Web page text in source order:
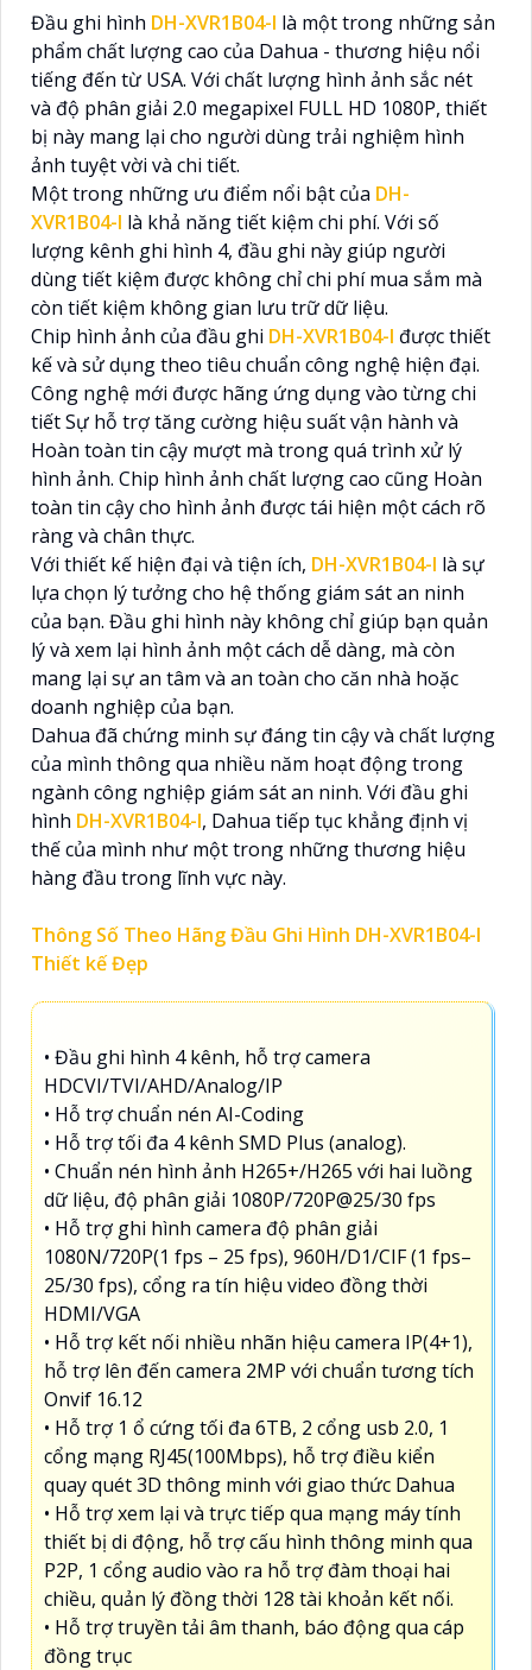
Đầu ghi hình DH-XVR1B04-I là một trong những sản
phẩm chất lượng cao của Dahua - thương hiệu nổi
tiếng đến từ USA. Với chất lượng hình ảnh sắc nét
và độ phân giải 2.0 megapixel FULL HD 1080P, thiết
bị này mang lại cho người dùng trải nghiệm hình
ảnh tuyệt vời và chi tiết.
Một trong những ưu điểm nổi bật của DH-
XVR1B04-I là khả năng tiết kiệm chi phí. Với số
lượng kênh ghi hình 4, đầu ghi này giúp người
dùng tiết kiệm được không chỉ chi phí mua sắm mà
còn tiết kiệm không gian lưu trữ dữ liệu.
Chip hình ảnh của đầu ghi DH-XVR1B04-I được thiết
kế và sử dụng theo tiêu chuẩn công nghệ hiện đại.
Công nghệ mới được hãng ứng dụng vào từng chi
tiết Sự hỗ trợ tăng cường hiệu suất vận hành và
Hoàn toàn tin cậy mượt mà trong quá trình xử lý
hình ảnh. Chip hình ảnh chất lượng cao cũng Hoàn
toàn tin cậy cho hình ảnh được tái hiện một cách rõ
ràng và chân thực.
Với thiết kế hiện đại và tiện ích, DH-XVR1B04-I là sự
lựa chọn lý tưởng cho hệ thống giám sát an ninh
của bạn. Đầu ghi hình này không chỉ giúp bạn quản
lý và xem lại hình ảnh một cách dễ dàng, mà còn
mang lại sự an tâm và an toàn cho căn nhà hoặc
doanh nghiệp của bạn.
Dahua đã chứng minh sự đáng tin cậy và chất lượng
của mình thông qua nhiều năm hoạt động trong
ngành công nghiệp giám sát an ninh. Với đầu ghi
hình DH-XVR1B04-I, Dahua tiếp tục khẳng định vị
thế của mình như một trong những thương hiệu
hàng đầu trong lĩnh vực này.
Thông Số Theo Hãng Đầu Ghi Hình DH-XVR1B04-I
Thiết kế Đẹp
• Đầu ghi hình 4 kênh, hỗ trợ camera
HDCVI/TVI/AHD/Analog/IP
• Hỗ trợ chuẩn nén AI-Coding
• Hỗ trợ tối đa 4 kênh SMD Plus (analog).
• Chuẩn nén hình ảnh H265+/H265 với hai luồng
dữ liệu, độ phân giải 1080P/720P@25/30 fps
• Hỗ trợ ghi hình camera độ phân giải
1080N/720P(1 fps – 25 fps), 960H/D1/CIF (1 fps–
25/30 fps), cổng ra tín hiệu video đồng thời
HDMI/VGA
• Hỗ trợ kết nối nhiều nhãn hiệu camera IP(4+1),
hỗ trợ lên đến camera 2MP với chuẩn tương tích
Onvif 16.12
• Hỗ trợ 1 ổ cứng tối đa 6TB, 2 cổng usb 2.0, 1
cổng mạng RJ45(100Mbps), hỗ trợ điều kiển
quay quét 3D thông minh với giao thức Dahua
• Hỗ trợ xem lại và trực tiếp qua mạng máy tính
thiết bị di động, hỗ trợ cấu hình thông minh qua
P2P, 1 cổng audio vào ra hỗ trợ đàm thoại hai
chiều, quản lý đồng thời 128 tài khoản kết nối.
• Hỗ trợ truyền tải âm thanh, báo động qua cáp
đồng trục